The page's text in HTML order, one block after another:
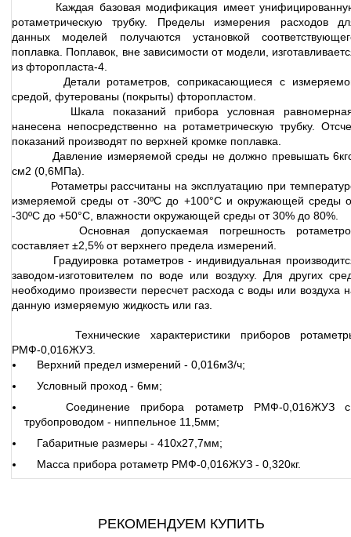
Каждая базовая модификация имеет
ротаметрическую трубку. Пределы измерения расходов
данных моделей получаются установкой
поплавка. Поплавок, вне зависимости от модели,
из фторопласта-4.
Детали ротаметров, соприкасающиеся с
средой, футерованы (покрыты) фторопластом.
Шкала показаний прибора условная
нанесена непосредственно на ротаметрическую трубку.
показаний производят по верхней кромке поплавка.
Давление измеряемой среды не должно превышать
см2 (0,6МПа).
Ротаметры рассчитаны на эксплуатацию при
измеряемой среды от -30ºС до +100°С и окружающей среды
-30ºС до +50°С, влажности окружающей среды от 30% до 80%.
Основная допускаемая погрешность
составляет ±2,5% от верхнего предела измерений.
Градуировка ротаметров - индивидуальная
заводом-изготовителем по воде или воздуху. Для других
необходимо произвести пересчет расхода с воды или воздуха
данную измеряемую жидкость или газ.
Технические характеристики приборов
РМФ-0,016ЖУЗ.
Верхний предел измерений - 0,016м3/ч;
Условный проход - 6мм;
Соединение прибора ротаметр РМФ-0,016ЖУЗ с
трубопроводом - ниппельное 11,5мм;
Габаритные размеры - 410х27,7мм;
Масса прибора ротаметр РМФ-0,016ЖУЗ - 0,320кг.
РЕКОМЕНДУЕМ КУПИТЬ